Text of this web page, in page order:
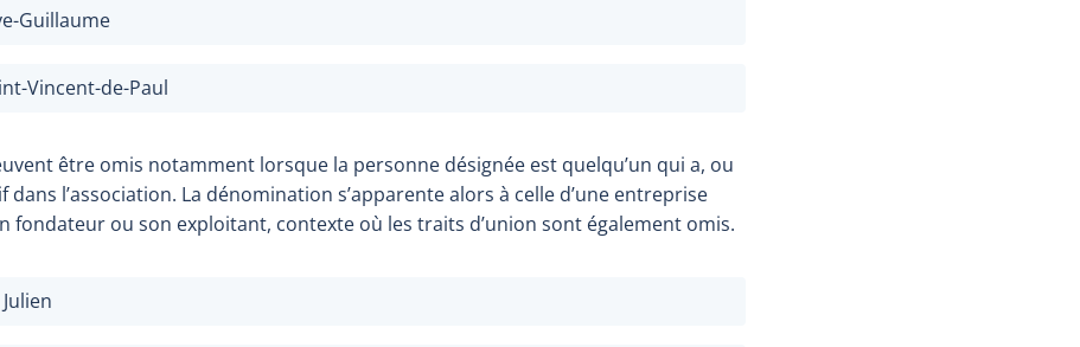
Guillaume
Vincent-de-Paul
être omis notamment lorsque la personne désignée est quelqu’un qui a, ou
dans l’association. La dénomination s’apparente alors à celle d’une entreprise
fondateur ou son exploitant, contexte où les traits d’union sont également omis.